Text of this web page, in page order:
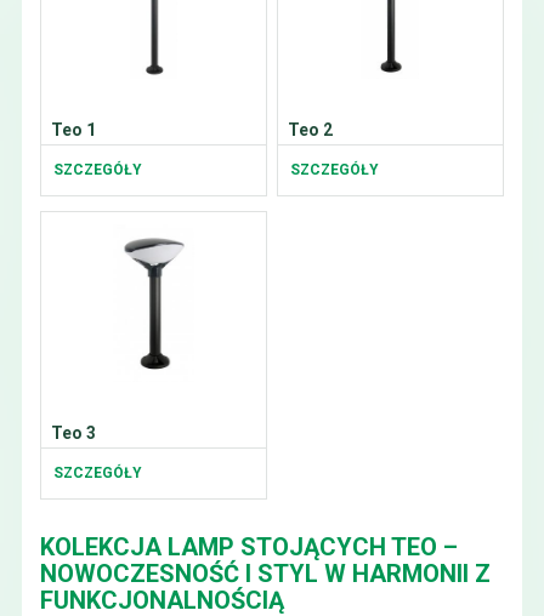
Teo 1
SZCZEGÓŁY
Teo 2
SZCZEGÓŁY
Teo 3
SZCZEGÓŁY
KOLEKCJA LAMP STOJĄCYCH TEO –
NOWOCZESNOŚĆ I STYL W HARMONII Z
FUNKCJONALNOŚCIĄ